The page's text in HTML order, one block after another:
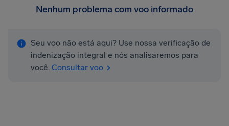
Nenhum problema com voo informado
Seu voo não está aqui? Use nossa verificação de
indenização integral e nós analisaremos para
você. Consultar voo